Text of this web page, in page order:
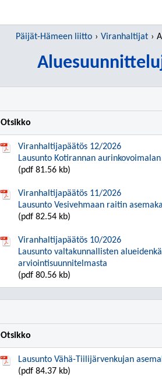
Päijät-Hämeen liitto Viranhaltijat
Otsikko
Viranhaltijapäätös 12/2026
Lausunto Kotirannan aurinkovoimalan
(pdf 81.56 kb)
Viranhaltijapäätös 11/2026
Lausunto Vesivehmaan raitin
(pdf 82.54 kb)
Viranhaltijapäätös 10/2026
Lausunto valtakunnallisten
arviointisuunnitelmasta
(pdf 80.56 kb)
Otsikko
Lausunto Vähä-Tiilijärvenkujan
(pdf 84.37 kb)